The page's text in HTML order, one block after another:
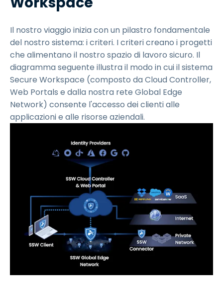
Il nostro viaggio inizia con un pilastro fondamentale
del nostro sistema: i criteri. I criteri creano i progetti
che alimentano il nostro spazio di lavoro sicuro. Il
diagramma seguente illustra il modo in cui il sistema
Secure Workspace (composto da Cloud Controller,
Web Portals e dalla nostra rete Global Edge
Network) consente l'accesso dei clienti alle
applicazioni e alle risorse aziendali.